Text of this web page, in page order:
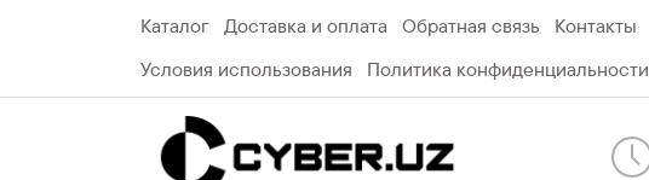
Каталог Доставка и оплата Обратная связь
Контакты
Условия использования
Политика конфиденциальности